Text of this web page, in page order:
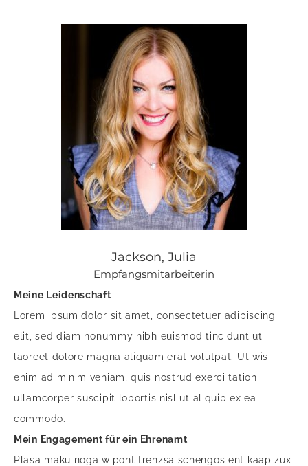
Jackson, Julia
Empfangsmitarbeiterin
Meine Leidenschaft
Lorem ipsum dolor sit amet, consectetuer adipiscing
elit, sed diam nonummy nibh euismod tincidunt ut
laoreet dolore magna aliquam erat volutpat. Ut wisi
enim ad minim veniam, quis nostrud exerci tation
ullamcorper suscipit lobortis nisl ut aliquip ex ea
commodo.
Mein Engagement für ein Ehrenamt
Plasa maku noga wipont trenzsa schengos ent kaap zux